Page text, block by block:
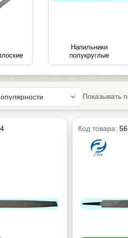
Напильники
полукруглые
Показывать
Код товара: